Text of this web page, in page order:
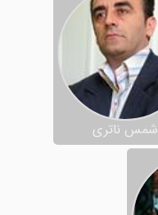
شمس ناتری